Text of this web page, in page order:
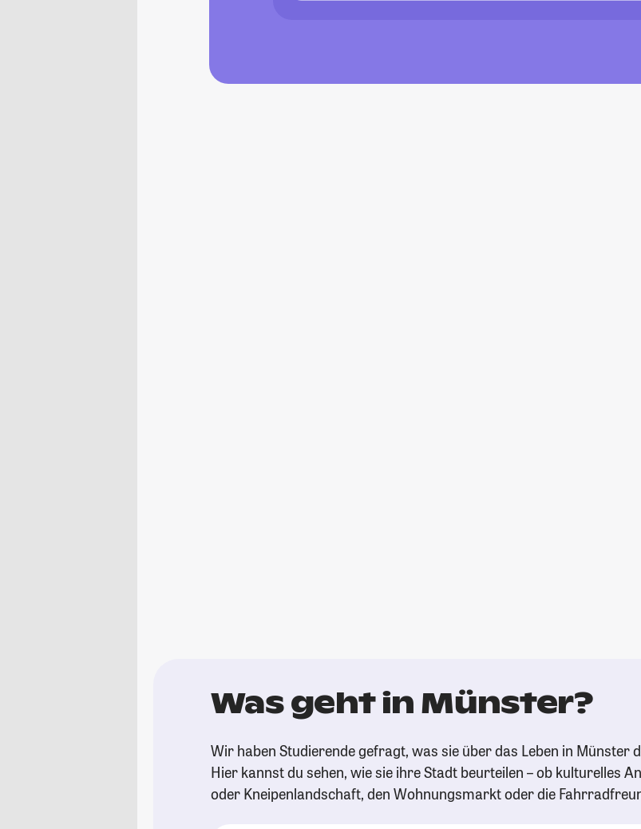
Was geht in Münster?
Wir haben Studierende gefragt, was sie über das Leben in Münster
Hier kannst du sehen, wie sie ihre Stadt beurteilen – ob kulturelles
oder Kneipenlandschaft, den Wohnungsmarkt oder die